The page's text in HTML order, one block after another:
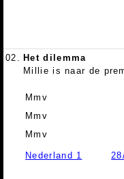
02. Het dilemma
Millie is naar de
Mmv
Mmv
Mmv
Nederland 1